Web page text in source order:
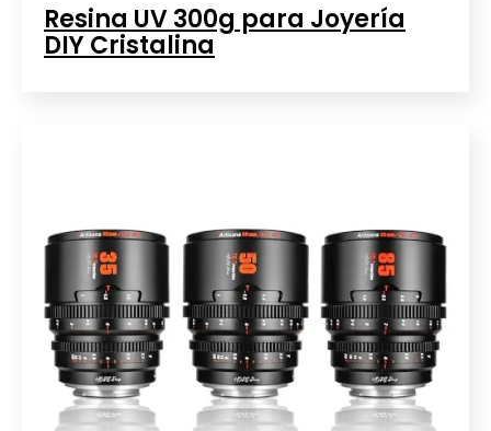
Resina UV 300g para Joyería
DIY Cristalina